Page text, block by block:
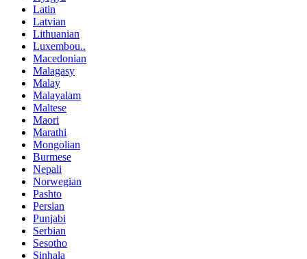
Latin
Latvian
Lithuanian
Luxembou..
Macedonian
Malagasy
Malay
Malayalam
Maltese
Maori
Marathi
Mongolian
Burmese
Nepali
Norwegian
Pashto
Persian
Punjabi
Serbian
Sesotho
Sinhala